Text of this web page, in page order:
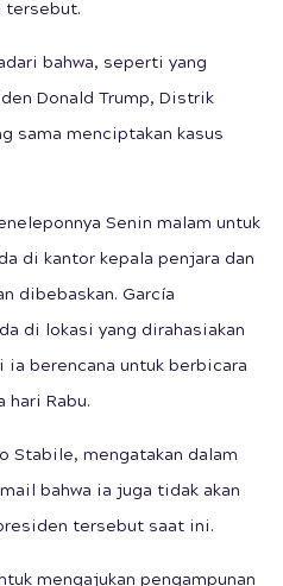
tersebut.
bahwa, seperti yang
Donald Trump, Distrik
sama menciptakan kasus
Senin malam untuk
di kantor kepala penjara dan
dibebaskan. García
di lokasi yang dirahasiakan
berencana untuk berbicara
hari Rabu.
Stabile, mengatakan dalam
bahwa ia juga tidak akan
tersebut saat ini.
mengajukan pengampunan